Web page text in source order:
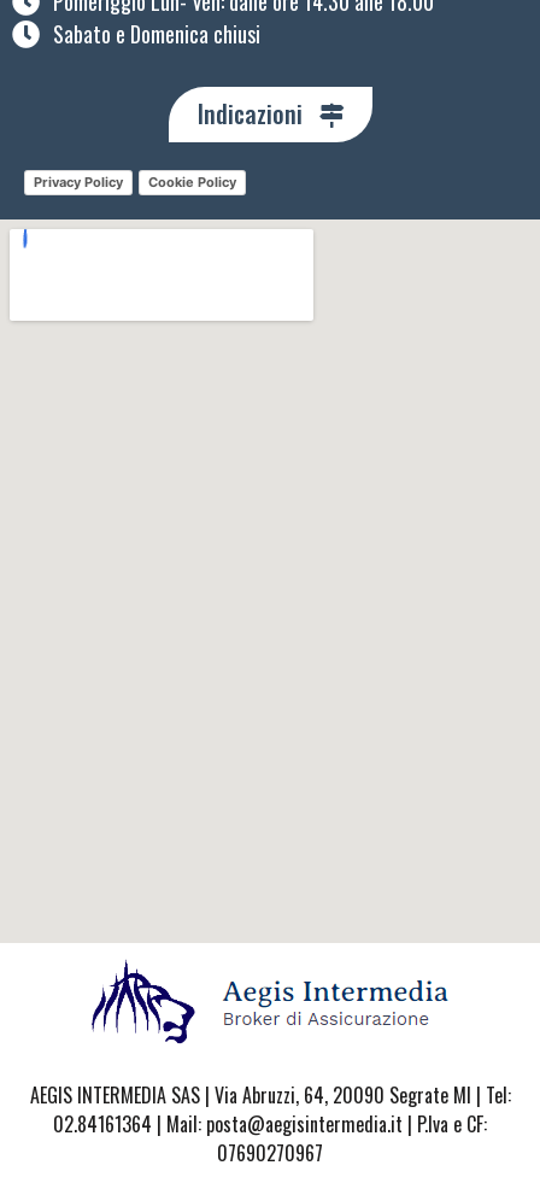
Sabato e Domenica chiusi
Indicazioni
Privacy Policy Cookie Policy
AEGIS INTERMEDIA SAS | Via Abruzzi, 64, 20090 Segrate MI | Tel:
02.84161364 | Mail: posta@aegisintermedia.it | P.Iva e CF:
07690270967